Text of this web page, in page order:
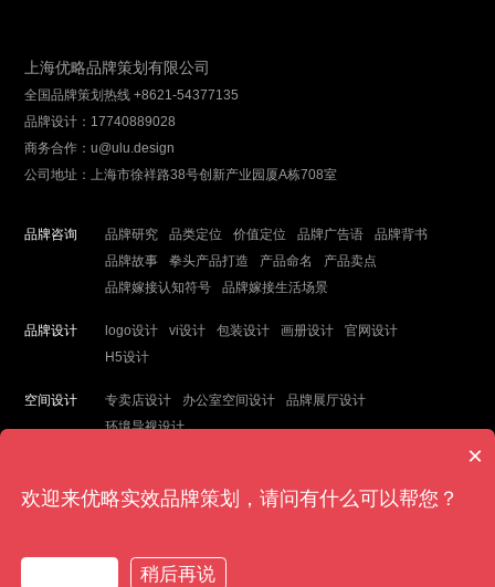
上海优略品牌策划有限公司
全国品牌策划热线 +8621-54377135
品牌设计：17740889028
商务合作：u@ulu.design
公司地址：上海市徐祥路38号创新产业园厦A栋708室
品牌咨询 品牌研究 品类定位 价值定位 品牌广告语
品牌背书
品牌故事
拳头产品打造 产品命名
产品卖点
品牌嫁接认知符号
品牌嫁接生活场景
品牌设计 logo设计 vi设计 包装设计 画册设计
官网设计
H5设计
空间设计 专卖店设计 办公室空间设计
品牌展厅设计
环境导视设计
© 2003-2019 Copyright by 工商登记
沪公网安备31011202011524号
×
欢迎来优略实效品牌策划，请问有什么可以帮您？
稍后再说